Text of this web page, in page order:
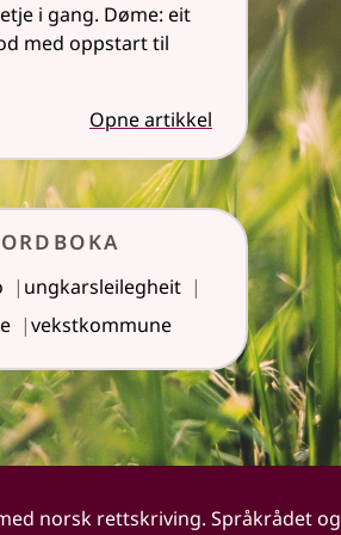
i gang. Døme: eit
med oppstart til
Opne artikkel
ungkarsleilegheit
vekstkommune
norsk rettskriving. Språkrådet og